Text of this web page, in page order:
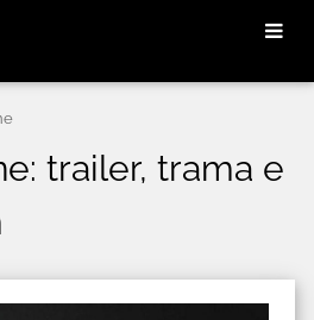
trailer, trama e